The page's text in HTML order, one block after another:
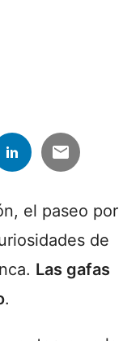
el paseo por
de
Las gafas
.